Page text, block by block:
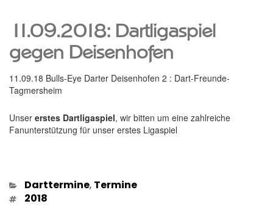
11.09.2018: Dartligaspiel
gegen Deisenhofen
11.09.18 Bulls-Eye Darter Deisenhofen 2 : Dart-Freunde-
Tagmersheim
Unser erstes Dartligaspiel, wir bitten um eine zahlreiche
Fanunterstützung für unser erstes Ligaspiel
Kategorien
Darttermine, Termine
Schlagwörter
2018